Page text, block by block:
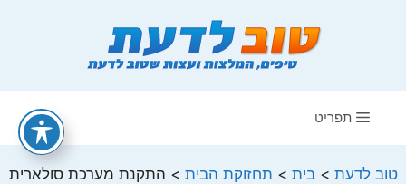
תפריט
טוב לדעת >בית > תחזוקת הבית > התקנת מערכת סולארית